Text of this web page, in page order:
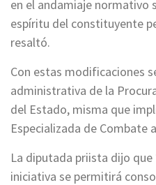
en el andamiaje normativo
espíritu del constituyente
resaltó.
Con estas modificaciones
administrativa de la
del Estado, misma que
Especializada de Combate
La diputada priista dijo
iniciativa se permitirá